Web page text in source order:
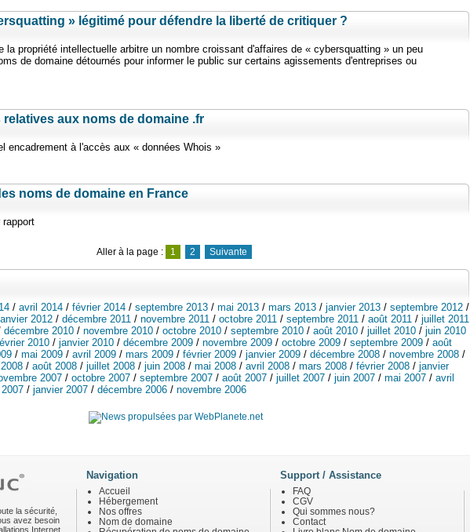
» légitimé pour défendre la liberté de critiquer ?
la propriété intellectuelle arbitre un nombre croissant d'affaires de « cybersquatting » un peu
de domaine détournés pour informer le public sur certains agissements d'entreprises ou
relatives aux noms de domaine .fr
encadrement à l'accès aux « données Whois »
noms de domaine en France
rapport
Aller à la page :
1 2 Suivante
/ avril 2014 / février 2014 / septembre 2013 / mai 2013 / mars 2013 / janvier 2013 / septembre 2012 /
2012 / décembre 2011 / novembre 2011 / octobre 2011 / septembre 2011 / août 2011 / juillet 2011
décembre 2010 / novembre 2010 / octobre 2010 / septembre 2010 / août 2010 / juillet 2010 / juin 2010
2010 / janvier 2010 / décembre 2009 / novembre 2009 / octobre 2009 / septembre 2009 / août
/ mai 2009 / avril 2009 / mars 2009 / février 2009 / janvier 2009 / décembre 2008 / novembre 2008 /
/ août 2008 / juillet 2008 / juin 2008 / mai 2008 / avril 2008 / mars 2008 / février 2008 / janvier
2007 / octobre 2007 / septembre 2007 / août 2007 / juillet 2007 / juin 2007 / mai 2007 / avril
/ janvier 2007 / décembre 2006 / novembre 2006
la sécurité,
avez besoin
Internet.
Navigation
Accueil
Hébergement
Nos offres
Nom de domaine
Support / Assistance
FAQ
CGV
Qui sommes nous?
Contact